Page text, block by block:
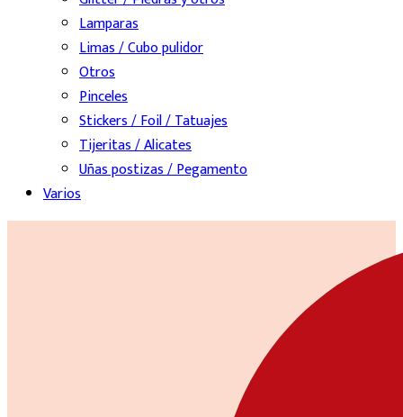
Lamparas
Limas / Cubo pulidor
Otros
Pinceles
Stickers / Foil / Tatuajes
Tijeritas / Alicates
Uñas postizas / Pegamento
Varios